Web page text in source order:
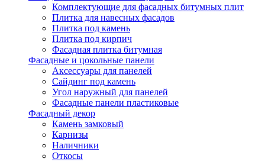
Комплектующие для фасадных битумных плит
Плитка для навесных фасадов
Плитка под камень
Плитка под кирпич
Фасадная плитка битумная
Фасадные и цокольные панели
Аксессуары для панелей
Сайдинг под камень
Угол наружный для панелей
Фасадные панели пластиковые
Фасадный декор
Камень замковый
Карнизы
Наличники
Откосы